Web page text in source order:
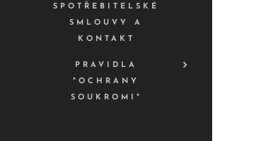
SPOTŘEBITELSKÉ
SMLOUVY A
KONTAKT
PRAVIDLA
"OCHRANY
SOUKROMI"